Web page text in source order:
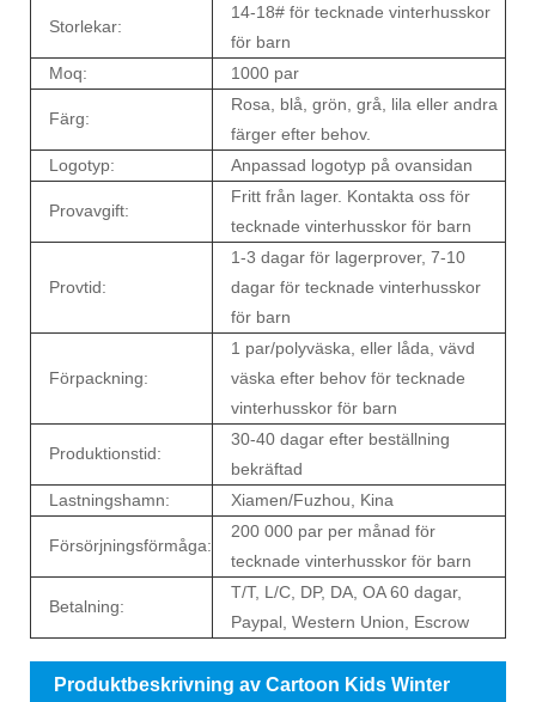
Storlekar:
14-18# för tecknade vinterhusskor
för barn
Moq:
1000 par
Färg:
Rosa, blå, grön, grå, lila eller andra
färger efter behov.
Logotyp:
Anpassad logotyp på ovansidan
Provavgift:
Fritt från lager. Kontakta oss för
tecknade vinterhusskor för barn
Provtid:
1-3 dagar för lagerprover, 7-10
dagar för tecknade vinterhusskor
för barn
Förpackning:
1 par/polyväska, eller låda, vävd
väska efter behov för tecknade
vinterhusskor för barn
Produktionstid:
30-40 dagar efter beställning
bekräftad
Lastningshamn:
Xiamen/Fuzhou, Kina
Försörjningsförmåga:
200 000 par per månad för
tecknade vinterhusskor för barn
Betalning:
T/T, L/C, DP, DA, OA 60 dagar,
Paypal, Western Union, Escrow
Produktbeskrivning av Cartoon Kids Winter